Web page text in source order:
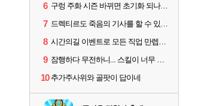
6 구렁 주화 시즌 바뀌면 초기화 되나요?
7 드렉티르도 죽음의 기사를 할 수 있기를
8 시간의길 이벤트로 모든 직업 만렙찍었는데...
9 잠행하다 무전하니... 스킬이 너무 많소...ㅠㅠ
10 추가주사위와 골팟이 답이네